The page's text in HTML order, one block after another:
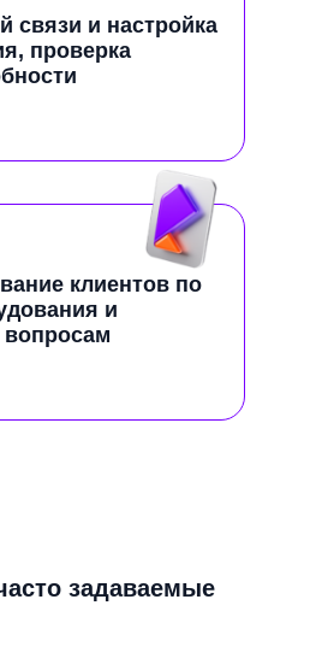
клиентов по
и
вопросам
связи и настройка
проверка
задаваемые